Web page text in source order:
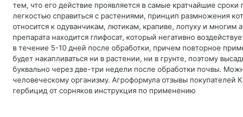
тем, что его действие проявляется в самые кратчайшие
легкостью справиться с растениями, принцип размножения
относится к одуванчикам, лютикам, крапиве, лопуху и многим
препарата находится глифосат, который негативно
в течение 5-10 дней после обработки, причем повторное
будет накапливаться ни в растении, ни в грунте, поэтому
буквально через две-три недели после обработки почвы.
человеческому организму. Агроформула отзывы покупателей
гербицид от сорняков инструкция по применению